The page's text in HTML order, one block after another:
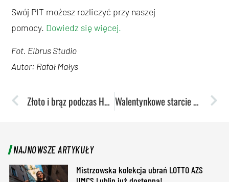
Swój PIT możesz rozliczyć przy naszej
pomocy. Dowiedz się więcej.
Fot. Elbrus Studio
Autor: Rafał Małys
Złoto i brąz podczas HMP U18 i U20 Walentynkowe starcie z wiceliderem
NAJNOWSZE ARTYKUŁY
Mistrzowska kolekcja ubrań LOTTO AZS